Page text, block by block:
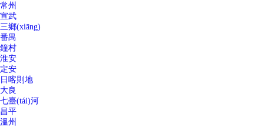
常州
宣武
三鄉(xiāng)
番禺
鐘村
淮安
定安
日喀則地
大良
七臺(tái)河
昌平
溫州